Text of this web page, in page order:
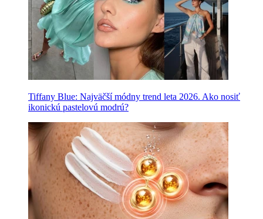
Tiffany Blue: Najväčší módny trend leta 2026. Ako nosiť
ikonickú pastelovú modrú?